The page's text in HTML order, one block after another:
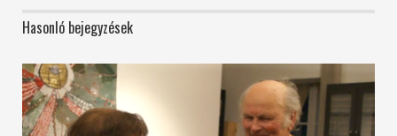
Hasonló bejegyzések